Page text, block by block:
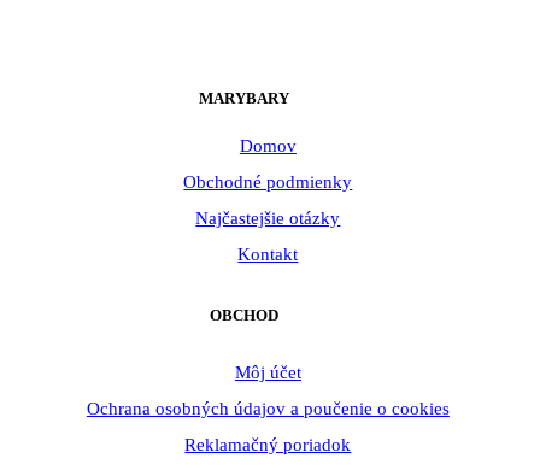
MARYBARY
Domov
Obchodné podmienky
Najčastejšie otázky
Kontakt
OBCHOD
Môj účet
Ochrana osobných údajov a poučenie o cookies
Reklamačný poriadok